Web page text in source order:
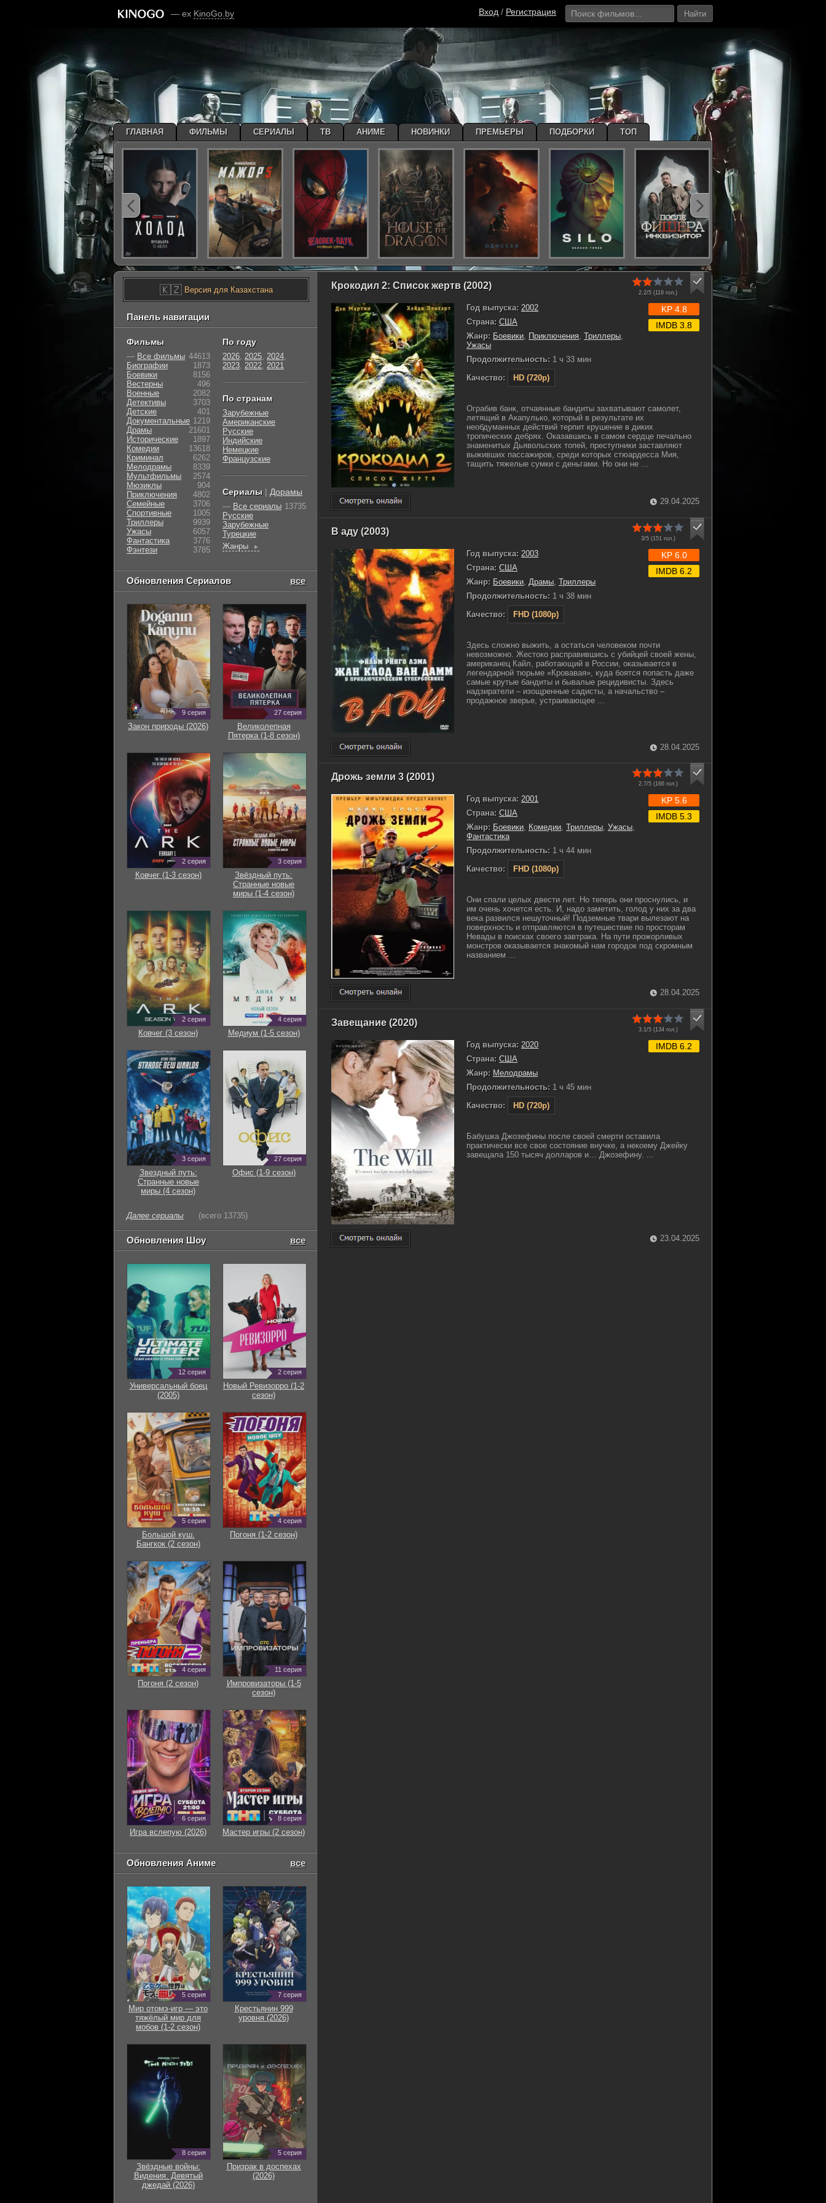
— ex KinoGo.by Вход / Регистрация Найти
Крокодил 2: Список жертв (2002)
2.2/5 (119 гол.)
Год выпуска: 2002
Страна: США
Жанр: Боевики, Приключения, Триллеры,
Ужасы
Продолжительность: 1 ч 33 мин
Качество:
HD (720p)
KP 4.8
IMDB 3.8
Ограбив банк, отчаянные бандиты захватывают самолет,
летящий в Акапулько, который в результате их
необдуманных действий терпит крушение в диких
тропических дебрях. Оказавшись в самом сердце печально
знаменитых Дьявольских топей, преступники заставляют
выживших пассажиров, среди которых стюардесса Мия,
тащить тяжелые сумки с деньгами. Но они не ...
29.04.2025
В аду (2003)
3/5 (151 гол.)
Год выпуска: 2003
Страна: США
Жанр: Боевики Драмы Триллеры
Продолжительность: 1 ч 38 мин
Качество:
FHD (1080p)
KP 6.0
IMDB 6.2
Здесь сложно выжить, а остаться человеком почти
невозможно. Жестоко расправившись с убийцей своей жены,
американец Кайл, работающий в России, оказывается в
легендарной тюрьме «Кровавая», куда боятся попасть даже
самые крутые бандиты и бывалые рецидивисты. Здесь
надзиратели – изощренные садисты, а начальство –
продажное зверье, устраивающее ...
28.04.2025
Дрожь земли 3 (2001)
2.7/5 (166гол.)
Год выпуска: 2001
Страна: США
Жанр: Боевики, Комедии, Триллеры, Ужасы,
Фантастика
Продолжительность: 1 ч 44 мин
Качество:
FHD (1080p)
KP 5.6
IMDB 5.3
Они спали целых двести лет. Но теперь они проснулись, и
им очень хочется есть. И, надо заметить, голод у них за два
века развился нешуточный! Подземные твари вылезают на
поверхность и отправляются в путешествие по просторам
Невады в поисках своего завтрака. На пути прожорливых
монстров оказывается знакомый нам городок под скромным
названием ...
28.04.2025
Завещание (2020)
3.1/5 (134гол.)
Год выпуска: 2020
Страна: США
Жанр: Мелодрамы
Продолжительность: 1 ч 45 мин
Качество:
HD (720p)
IMDB 6.2
Бабушка Джозефины после своей смерти оставила
практически все свое состояние внучке, а некоему Джейку
завещала 150 тысяч долларов и… Джозефину. ...
23.04.2025
🇰🇿Версия для Казахстана
Панель навигации
Фильмы
— Все фильмы 44613
Биографии
1873
Боевики
8156
Вестерны
496
Военные
2082
Детективы
3703
Детские
401
Документальные 1219
Драмы
21601
Исторические
1897
Комедии
13618
Криминал
6262
Мелодрамы
8339
Мультфильмы
2574
Мюзиклы
904
Приключения
4802
Семейные
3706
Cпортивные
1005
Триллеры
9939
Ужасы
6057
Фантастика
3776
Фэнтези
3785
По году
2026, 2025, 2024,
2023, 2022, 2021
По странам
Зарубежные
Американские
Русские
Индийские
Немецкие
Французские
Сериалы | Дорамы
— Все сериалы 13735
Русские
Зарубежные
Турецкие
Жанры
►
Обновления Сериалов все
9 серия
Закон природы (2026)
27 серия
Великолепная
Пятерка (1-8 сезон)
2 серия
Ковчег (1-3 сезон)
3 серия
Звёздный путь:
Странные новые
миры (1-4 сезон)
2 серия
Ковчег (3 сезон)
4 серия
Медиум (1-5 сезон)
3 серия
Звездный путь:
Странные новые
миры (4 сезон)
27 серия
Офис (1-9 сезон)
Далее сериалы (всего 13735)
Обновления Шоу все
12 серия
Универсальный боец
(2005)
2 серия
Новый Ревизорро (1-2
сезон)
5 серия
Большой куш.
Бангкок (2 сезон)
4 серия
Погоня (1-2 сезон)
4 серия
Погоня (2 сезон)
11 серия
Импровизаторы (1-5
сезон)
6 серия
Игра вслепую (2026)
8 серия
Мастер игры (2 сезон)
Обновления Аниме все
5 серия
Мир отомэ-игр — это
тяжёлый мир для
мобов (1-2 сезон)
7 серия
Крестьянин 999
уровня (2026)
8 серия
Звёздные войны:
Видения. Девятый
джедай (2026)
5 серия
Призрак в доспехах
(2026)
ГЛАВНАЯ ФИЛЬМЫ СЕРИАЛЫ ТВ АНИМЕ НОВИНКИ ПРЕМЬЕРЫ ПОДБОРКИ ТОП